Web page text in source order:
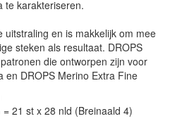
te karakteriseren.
en is makkelijk om mee
steken als resultaat. DROPS
die ontworpen zijn voor
en DROPS Merino Extra Fine
21 st x 28 nld (Breinaald 4)